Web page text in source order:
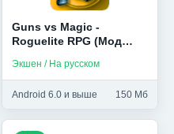
Guns vs Magic -
Roguelite RPG (Мод
Экшен / На русском
Android 6.0 и выше 150 Мб